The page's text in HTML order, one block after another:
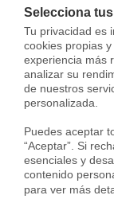
destinados
Bienes
declarar
inventario
Gastos de
caso de ser
renta.
Selecciona
Tu privacidad es
cookies propias
experiencia más
analizar su
de nuestros
personalizada.
Puedes aceptar
“Aceptar”. Si
esenciales y
contenido
para ver más